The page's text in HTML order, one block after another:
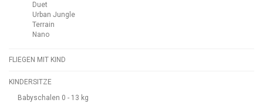
Duet
Urban Jungle
Terrain
Nano
FLIEGEN MIT KIND
KINDERSITZE
Babyschalen 0 - 13 kg